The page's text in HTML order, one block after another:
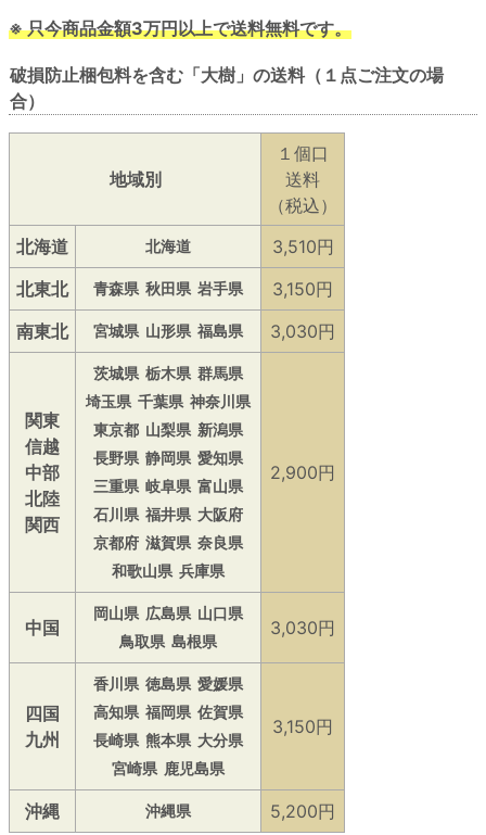
※ 只今商品金額3万円以上で送料無料です。
破損防止梱包料を含む「大樹」の送料（１点ご注文の場
合）
地域別
１個口
送料
（税込）
北海道
北海道
3,510円
北東北
青森県 秋田県 岩手県
3,150円
南東北
宮城県 山形県 福島県 3,030円
関東
信越
中部
北陸
関西
茨城県 栃木県 群馬県
埼玉県 千葉県 神奈川県
東京都 山梨県 新潟県
長野県 静岡県 愛知県
三重県 岐阜県 富山県
石川県 福井県 大阪府
京都府 滋賀県 奈良県
和歌山県 兵庫県
2,900円
中国
岡山県 広島県 山口県
鳥取県 島根県
3,030円
四国
九州
香川県 徳島県 愛媛県
高知県 福岡県 佐賀県
長崎県 熊本県 大分県
宮崎県 鹿児島県
3,150円
沖縄 沖縄県 5,200円